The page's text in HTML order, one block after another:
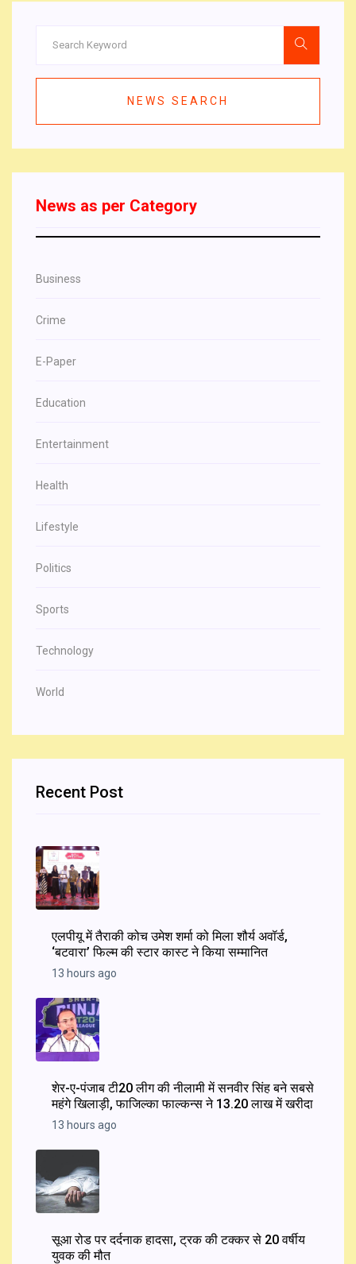
NEWS SEARCH
News as per Category
Business
Crime
E-Paper
Education
Entertainment
Health
Lifestyle
Politics
Sports
Technology
World
Recent Post
एलपीयू में तैराकी कोच उमेश शर्मा को मिला शौर्य अवॉर्ड,
‘बटवारा’ फिल्म की स्टार कास्ट ने किया सम्मानित
13 hours ago
शेर-ए-पंजाब टी20 लीग की नीलामी में सनवीर सिंह बने सबसे
महंगे खिलाड़ी, फाजिल्का फाल्कन्स ने ₹13.20 लाख में खरीदा
13 hours ago
सूआ रोड पर दर्दनाक हादसा, ट्रक की टक्कर से 20 वर्षीय
युवक की मौत